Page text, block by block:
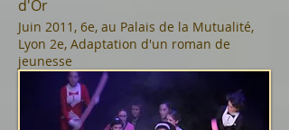
d'Or
Juin 2011, 6e, au Palais de la Mutualité,
Lyon 2e, Adaptation d'un roman de
jeunesse